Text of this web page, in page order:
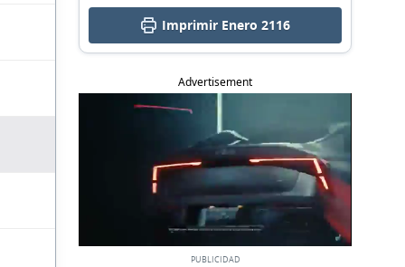
Imprimir Enero 2116
Advertisement